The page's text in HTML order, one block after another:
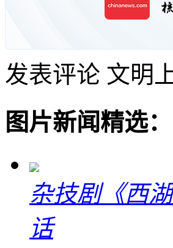
发表评论 文明
图片新闻精选：
杂技剧《西
话